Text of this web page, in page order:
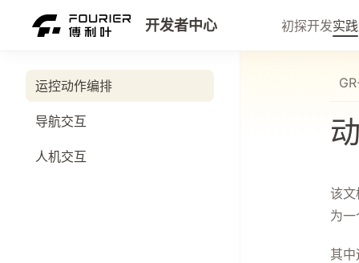
开发者中心 初探开发实践
运控动作编排
导航交互
人机交互
该
为
其